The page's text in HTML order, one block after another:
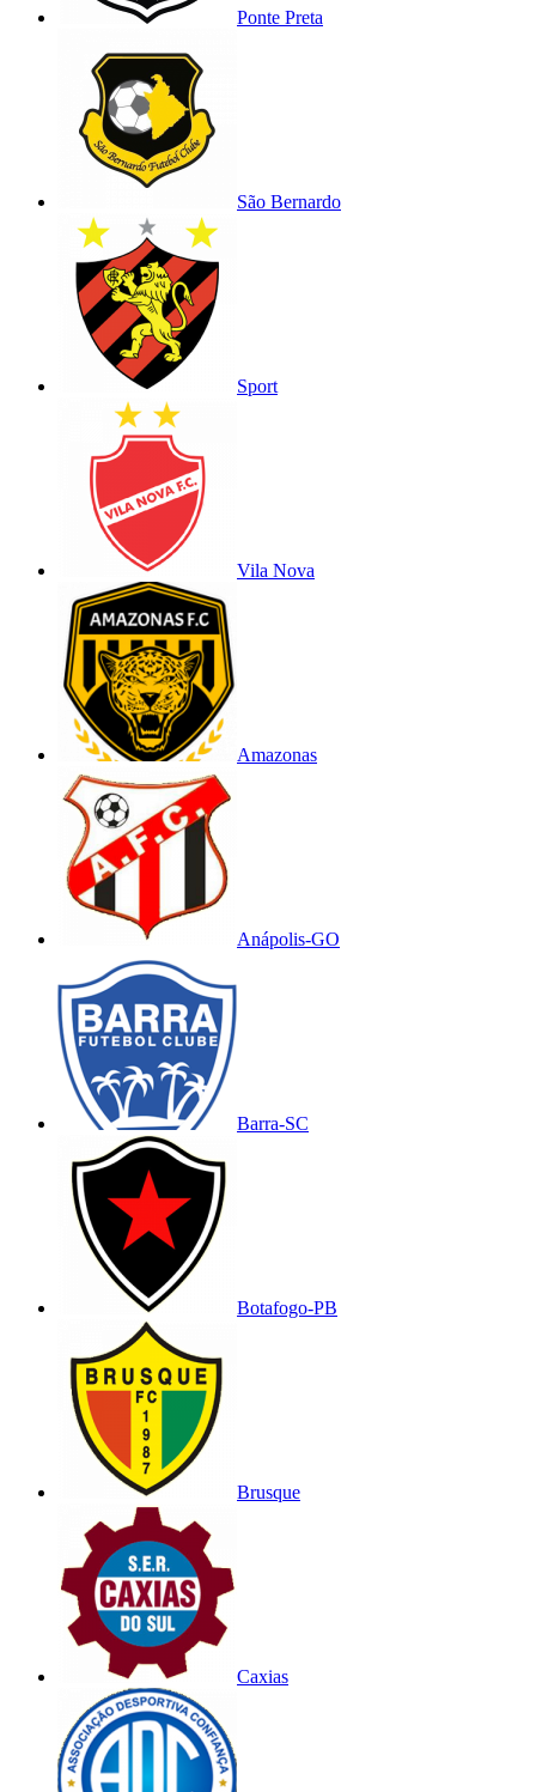
Ponte Preta
São Bernardo
Sport
Vila Nova
Amazonas
Anápolis-GO
Barra-SC
Botafogo-PB
Brusque
Caxias